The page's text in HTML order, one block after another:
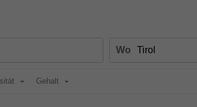
Wo
Gehalt